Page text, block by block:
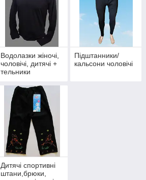
Водолазки жіночі,
чоловічі, дитячі +
тельники
Підштанники/
кальсони чоловічі
Дитячі спортивні
штани,брюки,